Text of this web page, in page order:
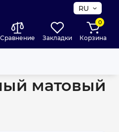
RU
Сравнение Закладки
0
Корзина
матовый